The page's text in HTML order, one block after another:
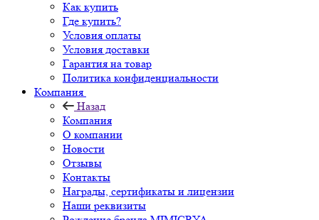
Как купить
Где купить?
Условия оплаты
Условия доставки
Гарантия на товар
Политика конфиденциальности
Компания
Назад
Компания
О компании
Новости
Отзывы
Контакты
Награды, сертификаты и лицензии
Наши реквизиты